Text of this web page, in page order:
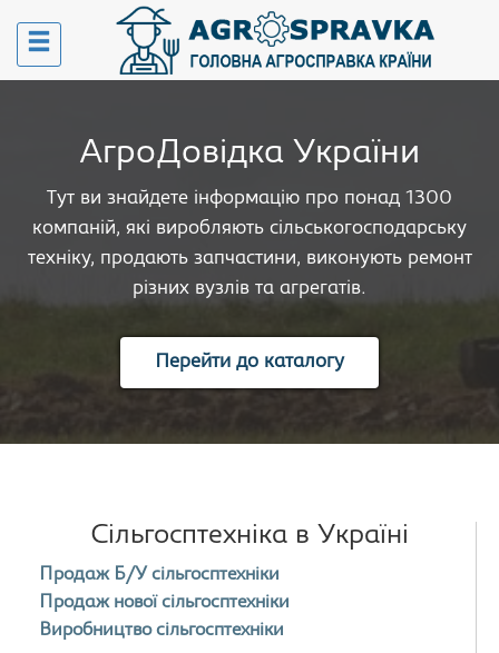
АгроДовідка України
Тут ви знайдете інформацію про понад 1300
компаній, які виробляють сільськогосподарську
техніку, продають запчастини, виконують ремонт
різних вузлів та агрегатів.
Перейти до каталогу
Сільгосптехніка в Україні
Продаж Б/У сільгосптехніки
Продаж нової сільгосптехніки
Виробництво сільгосптехніки